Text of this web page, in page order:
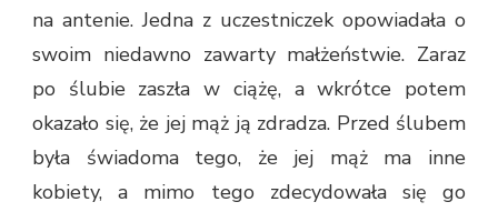
na antenie. Jedna z uczestniczek opowiadała o
swoim niedawno zawarty małżeństwie. Zaraz
po ślubie zaszła w ciążę, a wkrótce potem
okazało się, że jej mąż ją zdradza. Przed ślubem
była świadoma tego, że jej mąż ma inne
kobiety, a mimo tego zdecydowała się go